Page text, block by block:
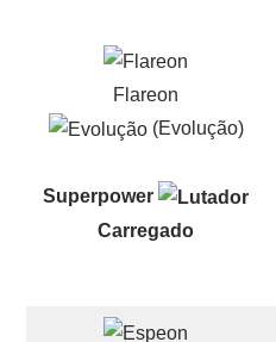
Flareon
(Evolução)
Superpower
Carregado